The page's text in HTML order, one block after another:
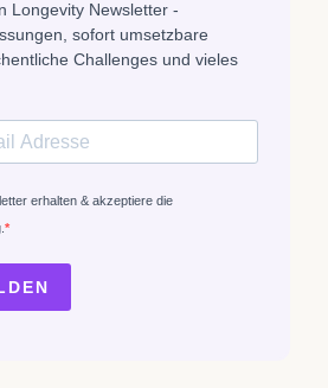
Longevity Newsletter -
sofort umsetzbare
Challenges und vieles
erhalten & akzeptiere die